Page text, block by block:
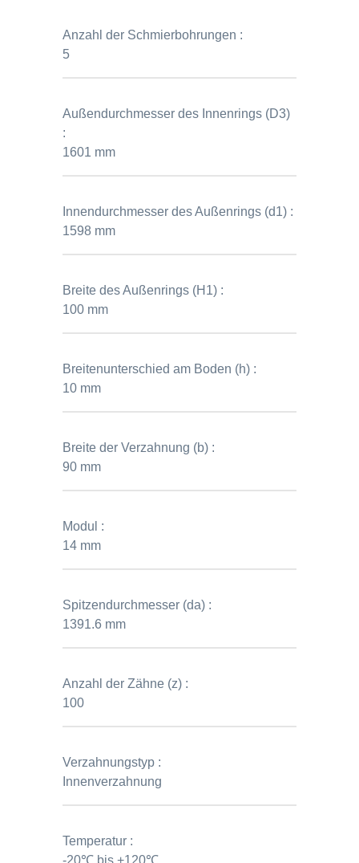
Anzahl der Schmierbohrungen :
5
Außendurchmesser des Innenrings (D3)
:
1601 mm
Innendurchmesser des Außenrings (d1) :
1598 mm
Breite des Außenrings (H1) :
100 mm
Breitenunterschied am Boden (h) :
10 mm
Breite der Verzahnung (b) :
90 mm
Modul :
14 mm
Spitzendurchmesser (da) :
1391.6 mm
Anzahl der Zähne (z) :
100
Verzahnungstyp :
Innenverzahnung
Temperatur :